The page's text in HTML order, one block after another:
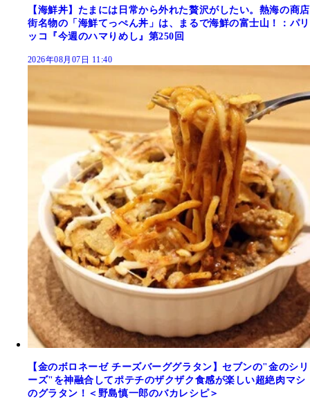
【海鮮丼】たまには日常から外れた贅沢がしたい。熱海の商店
街名物の「海鮮てっぺん丼」は、まるで海鮮の富士山！：パリ
ッコ『今週のハマりめし』第250回
2026年08月07日 11:40
【金のボロネーゼ チーズバーググラタン】セブンの"金のシリ
ーズ"を神融合してポテチのザクザク食感が楽しい超絶肉マシ
のグラタン！＜野島慎一郎のバカレシピ＞